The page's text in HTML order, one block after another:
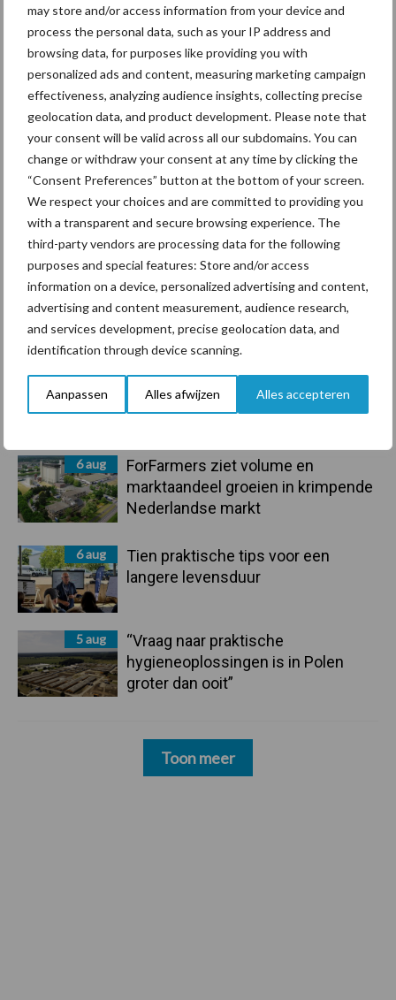
may store and/or access information from your device and
process the personal data, such as your IP address and
browsing data, for purposes like providing you with
personalized ads and content, measuring marketing campaign
effectiveness, analyzing audience insights, collecting precise
geolocation data, and product development. Please note that
your consent will be valid across all our subdomains. You can
change or withdraw your consent at any time by clicking the
“Consent Preferences” button at the bottom of your screen.
We respect your choices and are committed to providing you
with a transparent and secure browsing experience. The
third-party vendors are processing data for the following
purposes and special features: Store and/or access
information on a device, personalized advertising and content,
advertising and content measurement, audience research,
and services development, precise geolocation data, and
identification through device scanning.
Aanpassen Alles afwijzen Alles accepteren
Primaire
Sidebar
Recent nieuws Partner nieuws
7 aug
Grondstoffenmarkt blijft grillig:
droogte en geopolitiek houden
handel in de greep
7 aug
De speenhuid: een vaak
onderschatte risicofactor voor
mastitis
6 aug
ForFarmers ziet volume en
marktaandeel groeien in krimpende
Nederlandse markt
6 aug
Tien praktische tips voor een
langere levensduur
5 aug
“Vraag naar praktische
hygieneoplossingen is in Polen
groter dan ooit”
Toon meer
Bedrijfsnieuws
Ligbox &
Voerhekken
Toon meer